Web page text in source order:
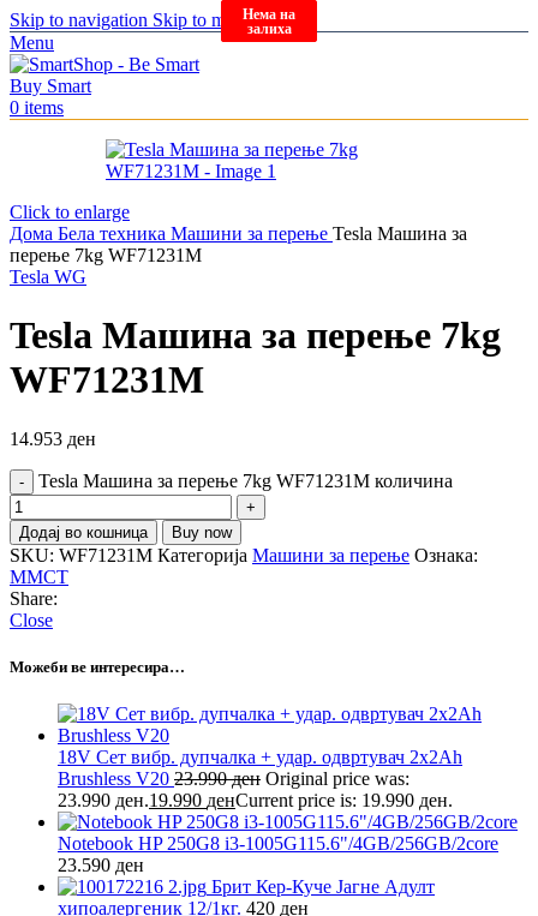
Skip to navigation Skip to main content
Menu
0 items
Click to enlarge
Дома Бела техника Машини за перење Tesla Машина за
перење 7kg WF71231M
Tesla WG
Tesla Машина за перење 7kg
WF71231M
14.953 ден
Tesla Машина за перење 7kg WF71231M количина
Додај во кошница Buy now
SKU: WF71231M Категорија Машини за перење Ознака:
MMCT
Share:
Close
Можеби ве интересира…
18V Сет вибр. дупчалка + удар. одвртувач 2x2Ah
Brushless V20 23.990ден Original price was:
23.990 ден.19.990 денCurrent price is: 19.990 ден.
Notebook HP 250G8 i3-1005G115.6"/4GB/256GB/2core
23.590 ден
Брит Кер-Куче Јагне Адулт
хипоалергеник 12/1кг. 420 ден
Нема на
залиха
Нема на
залиха
Нема на
залиха